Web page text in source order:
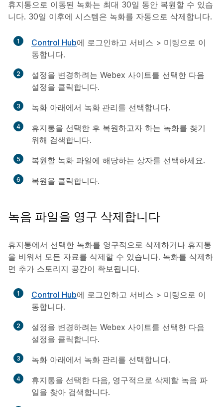
휴지통으로 이동된 녹화는 최대 30일 동안 복원할 수 있습
니다. 30일 이후에 시스템은 녹화를 자동으로 삭제합니다.
1 Control Hub에 로그인하고 서비스 > 미팅으로 이
동합니다.
2
설정을 변경하려는 Webex 사이트를 선택한 다음
설정을 클릭합니다.
3 녹화 아래에서 녹화 관리를 선택합니다.
4 휴지통을 선택한 후 복원하고자 하는 녹화를 찾기
위해 검색합니다.
5 복원할 녹화 파일에 해당하는 상자를 선택하세요.
6 복원을 클릭합니다.
녹음 파일을 영구 삭제합니다
휴지통에서 선택한 녹화를 영구적으로 삭제하거나 휴지통
을 비워서 모든 자료를 삭제할 수 있습니다. 녹화를 삭제하
면 추가 스토리지 공간이 확보됩니다.
1 Control Hub에 로그인하고 서비스 > 미팅으로 이
동합니다.
2
설정을 변경하려는 Webex 사이트를 선택한 다음
설정을 클릭합니다.
3 녹화 아래에서 녹화 관리를 선택합니다.
4 휴지통을 선택한 다음, 영구적으로 삭제할 녹음 파
일을 찾아 검색합니다.